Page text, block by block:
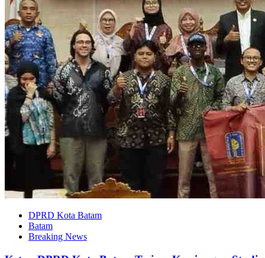
DPRD Kota Batam
Batam
Breaking News